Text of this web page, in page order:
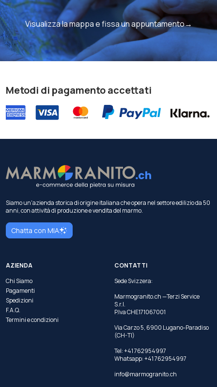
Visualizza la mappa e fissa un appuntamento→
Metodi di pagamento accettati
Siamo un'azienda storica di origine italiana che opera nel settore edilizio da 50
anni, con attività di produzione e vendita del marmo.
Chatta con MIA
AZIENDA
Chi Siamo
Pagamenti
Spedizioni
F.A.Q.
Termini e condizioni
CONTATTI
Sede Svizzera:
Marmogranito.ch —Terzi Service
S.r.l.
P.Iva CHE171067001
Via Carzo 5, 6900 Lugano-Paradiso
(CH-TI)
Tel: +41 762954997
Whatsapp:+41 762954997
info@marmogranito.ch